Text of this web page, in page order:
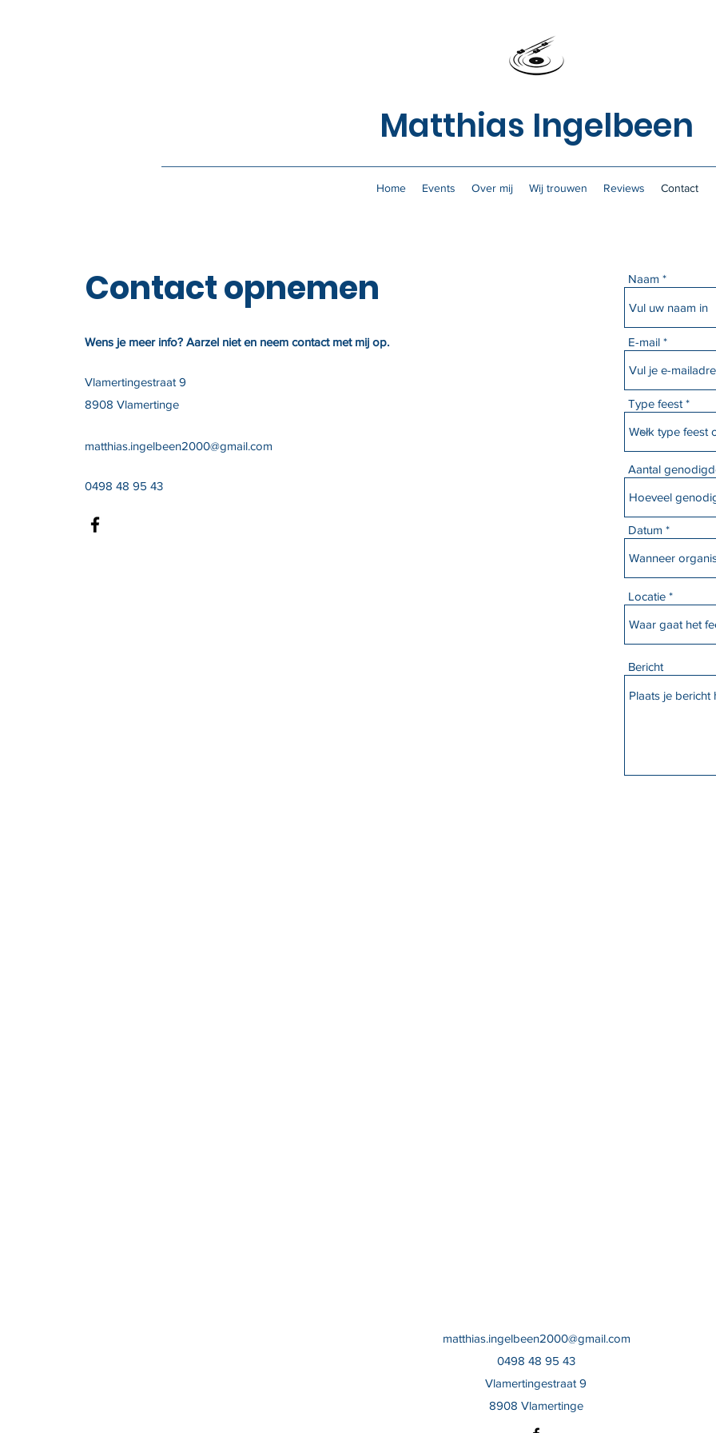
Matthias Ingelbeen
Home Events Over mij Wij trouwen Reviews Contact
Contact opnemen
Wens je meer info? Aarzel niet en neem contact met mij op.
Vlamertingestraat 9
8908 Vlamertinge
matthias.ingelbeen2000@gmail.com
0498 48 95 43
Naam
E-mail
Type feest
Aantal
Datum
Locatie
Bericht
matthias.ingelbeen2000@gmail.com
0498 48 95 43
Vlamertingestraat 9
8908 Vlamertinge